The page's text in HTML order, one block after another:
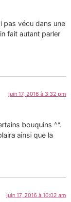
pas vécu dans une
fait autant parler
juin 17, 2016 à 3:32 pm
bouquins ^^.
ainsi que la
juin 17, 2016 à 10:02 am